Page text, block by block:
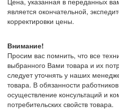
является окончательной,
корректировки цены.
Внимание!
Просим вас помнить, что все
выбранного Вами товара и их
следует уточнять у наших
товара. В обязанности
осуществление консультаций и
потребительских свойств товара.